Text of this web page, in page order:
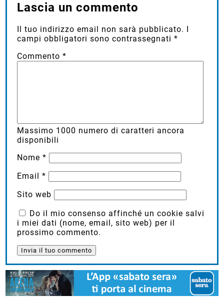
Lascia un commento
Il tuo indirizzo email non sarà pubblicato.
campi obbligatori sono contrassegnati*
Commento*
Massimo 1000 numero di caratteri ancora
disponibili
Nome*
Email*
Sito web
Do il mio consenso affinché un cookie salvi
i miei dati (nome, email, sito web) per il
prossimo commento.